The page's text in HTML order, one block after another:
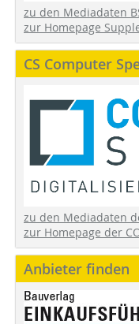
zu den Mediadaten
zur Homepage
CS Computer
zu den Mediadaten
zur Homepage der
Anbieter finden